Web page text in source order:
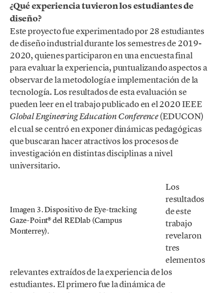
¿Qué experiencia tuvieron los estudiantes de
diseño?
Este proyecto fue experimentado por 28 estudiantes
de diseño industrial durante los semestres de 2019-
2020, quienes participaron en una encuesta final
para evaluar la experiencia, puntualizando aspectos a
observar de la metodología e implementación de la
tecnología. Los resultados de esta evaluación se
pueden leer en el trabajo publicado en el 2020 IEEE
Global Engineering Education Conference(EDUCON)
el cual se centró en exponer dinámicas pedagógicas
que buscaran hacer atractivos los procesos de
investigación en distintas disciplinas a nivel
universitario.
Imagen 3. Dispositivo de Eye-tracking
Gaze-Point® del REDlab (Campus
Monterrey).
Los
resultados
de este
trabajo
revelaron
tres
elementos
relevantes extraídos de la experiencia de los
estudiantes. El primero fue la dinámica de